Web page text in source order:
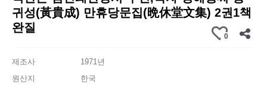
귀성(黃貴成) 만휴당문집(晩休堂文集) 2권1책
완질
0
제조사
1971년
원산지
한국